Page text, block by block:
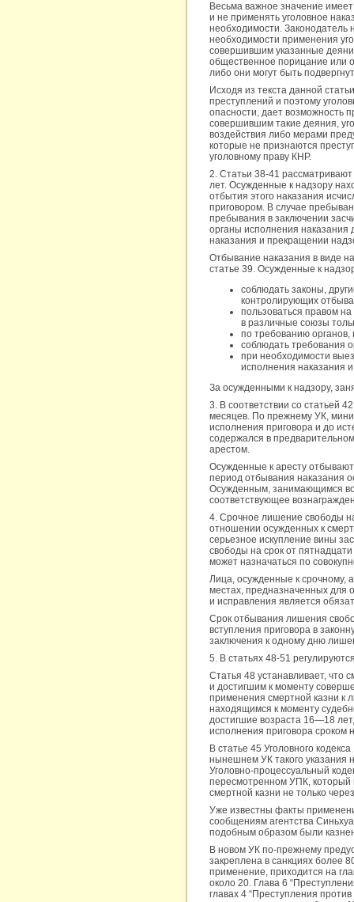
Весьма важное значение
и не применять уголовное
необходимости. Законодатель
необходимости применения
совершившим указанные
общественное порицание или
либо они могут быть
Исходя из текста данной
преступлений и поэтому
опасности, дает возможность
совершившим такие деяния,
воздействия либо мерами
которые не признаются
уголовному праву КНР.
2. Статьи 38-41 рассматривают
лет. Осужденные к надзору
отбытия этого наказания
приговором. В случае
пребывания в заключении
органы исполнения наказания
наказания и прекращении
Отбывание наказания в виде
статье 39. Осужденные к
соблюдать законы,
контролирующих
пользоваться правом
в различные союзы
по требованию
соблюдать требования
при необходимости
исполнения наказания
За осужденными к надзору,
3. В соответствии со статьей
месяцев. По прежнему УК,
исполнения приговора и до
содержался в
арестом.
Осужденные к аресту
период отбывания наказания
Осужденным, занимающимся во
соответствующее
4. Срочное лишение свободы
отношении осужденных к
серьезное искупление вины
свободы на срок от
может назначаться по
Лица, осужденные к срочному,
местах, предназначенных для
и исправления является
Срок отбывания лишения
вступления приговора в
заключения к одному дню
5. В статьях 48-51
Статья 48 устанавливает, что
и достигшим к моменту
применения смертной казни к
находящимся к моменту
достигшие возраста 16—18
исполнения приговора сроком
В статье 45 Уголовного
нынешнем УК такого указания
Уголовно-процессуальный
пересмотренном УПК, который
смертной казни не только
Уже известны факты
сообщениям агентства
подобным образом были
В новом УК по-прежнему
закреплена в санкциях более
применение, приходится на
около 20. Глава 6
главах 4 “Преступления